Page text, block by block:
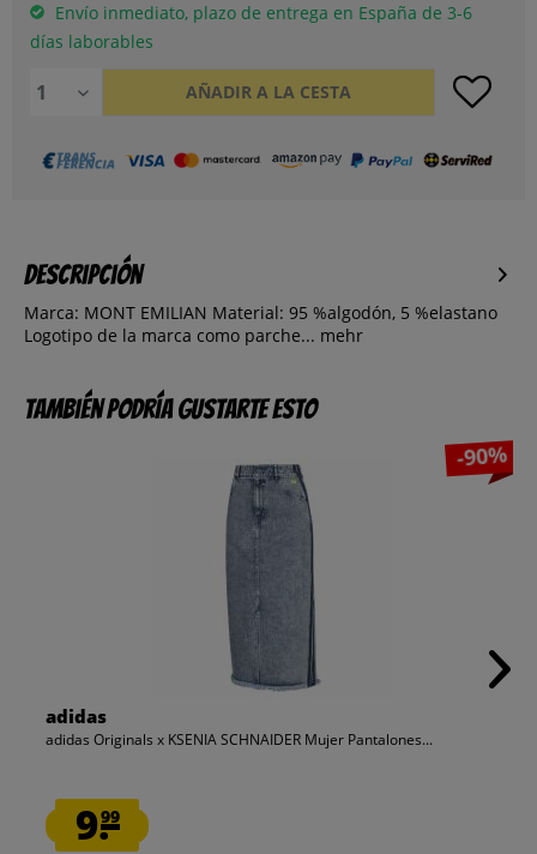
Envío inmediato, plazo de entrega en España de 3-6
días laborables
AÑADIR A LA CESTA
Descripción
Marca: MONT EMILIAN Material: 95 %algodón, 5 %elastano
Logotipo de la marca como parche... mehr
También podría gustarte esto
-90%
adidas
adidas Originals x KSENIA SCHNAIDER Mujer Pantalones...
9.99